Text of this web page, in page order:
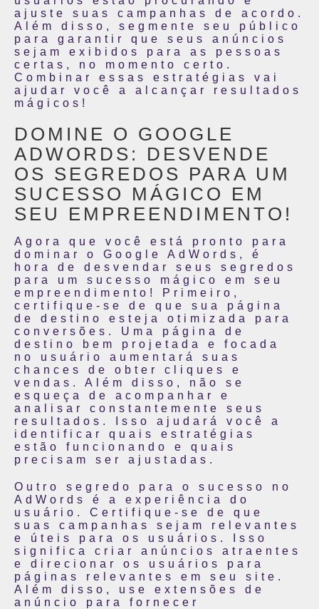
ajuste suas campanhas de acordo.
Além disso, segmente seu público
para garantir que seus anúncios
sejam exibidos para as pessoas
certas, no momento certo.
Combinar essas estratégias vai
ajudar você a alcançar resultados
mágicos!
DOMINE O GOOGLE
ADWORDS: DESVENDE
OS SEGREDOS PARA UM
SUCESSO MÁGICO EM
SEU EMPREENDIMENTO!
Agora que você está pronto para
dominar o Google AdWords, é
hora de desvendar seus segredos
para um sucesso mágico em seu
empreendimento! Primeiro,
certifique-se de que sua página
de destino esteja otimizada para
conversões. Uma página de
destino bem projetada e focada
no usuário aumentará suas
chances de obter cliques e
vendas. Além disso, não se
esqueça de acompanhar e
analisar constantemente seus
resultados. Isso ajudará você a
identificar quais estratégias
estão funcionando e quais
precisam ser ajustadas.
Outro segredo para o sucesso no
AdWords é a experiência do
usuário. Certifique-se de que
suas campanhas sejam relevantes
e úteis para os usuários. Isso
significa criar anúncios atraentes
e direcionar os usuários para
páginas relevantes em seu site.
Além disso, use extensões de
anúncio para fornecer